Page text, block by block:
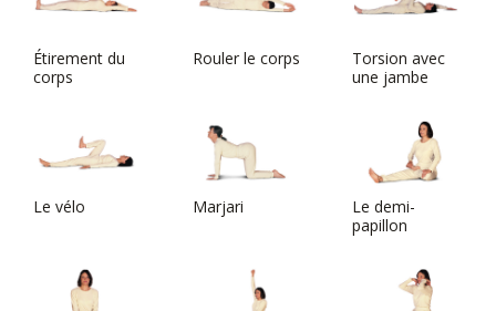
Étirement du
corps
Rouler le corps
Torsion avec
une jambe
Le vélo Marjari
Le demi-
papillon